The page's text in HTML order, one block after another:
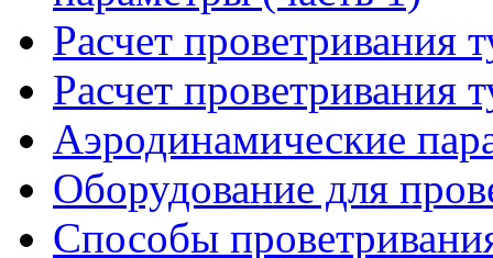
Расчет проветривания
Расчет проветривания
Аэродинамические
Оборудование для
Способы